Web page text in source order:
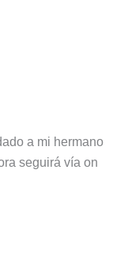
a mi hermano
seguirá vía on